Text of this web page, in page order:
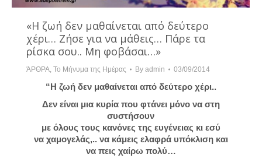
«Η ζωή δεν μαθαίνεται από δεύτερο
χέρι… Ζήσε για να μάθεις… Πάρε τα
ρίσκα σου.. Μη φοβάσαι…»
ΆΡΘΡΑ, Το Μήνυμα της Ημέρας By admin 03/09/2014
“Η ζωή δεν μαθαίνεται από δεύτερο χέρι..
Δεν είναι μια κυρία που φτάνει μόνο να στη
συστήσουν
με όλους τους κανόνες της ευγένειας κι εσύ
να χαμογελάς,.. να κάμεις ελαφρά υπόκλιση και
να πεις χαίρω πολύ…